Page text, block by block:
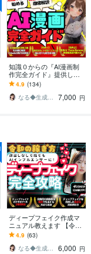
知識０からの『AI漫画制
作完全ガイド』提供しま
す ✅【素材集・テンプレ
付】初心者でもAI漫画家
になれる攻略本
4.9 (134)
なる◆生成AI活用サポート
7,000 円
ディープフェイク作成マ
ニュアル教えます 【令和
のAI活用】顔出しなしで
誰でもAIインフルエンサ
ーに
4.9 (63)
なる◆生成AI活用サポート
6,000 円